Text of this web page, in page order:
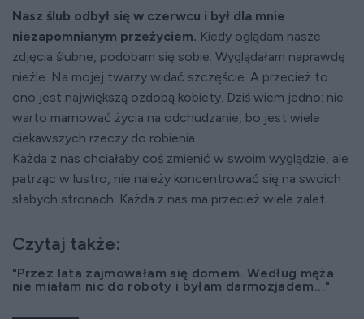
Nasz ślub odbył się w czerwcu i był dla mnie
niezapomnianym przeżyciem. Kiedy oglądam nasze
zdjęcia ślubne, podobam się sobie. Wyglądałam naprawdę
nieźle. Na mojej twarzy widać szczęście. A przecież to
ono jest największą ozdobą kobiety. Dziś wiem jedno: nie
warto marnować życia na odchudzanie, bo jest wiele
ciekawszych rzeczy do robienia.
Każda z nas chciałaby coś zmienić w swoim wyglądzie, ale
patrząc w lustro, nie należy koncentrować się na swoich
słabych stronach. Każda z nas ma przecież wiele zalet...
Czytaj także:
"Przez lata zajmowałam się domem. Według męża
nie miałam nic do roboty i byłam darmozjadem..."